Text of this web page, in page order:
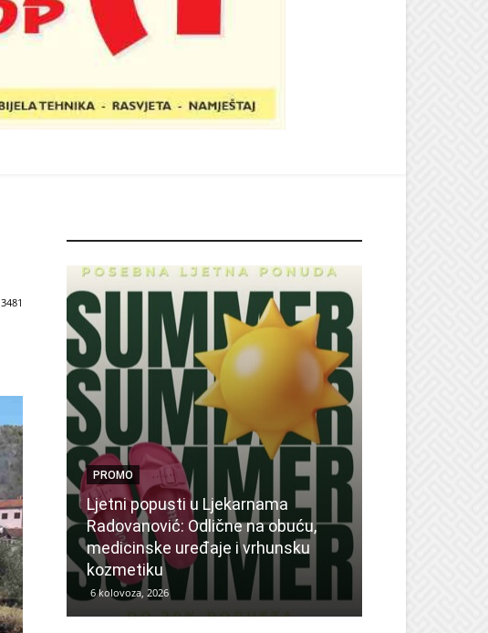
3481
PROMO
Ljetni popusti u Ljekarnama
Radovanović: Odlične na obuću,
medicinske uređaje i vrhunsku
kozmetiku
6 kolovoza, 2026